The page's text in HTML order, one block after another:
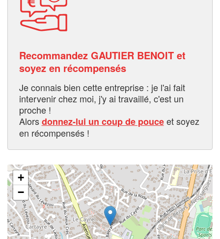
Recommandez GAUTIER BENOIT et
soyez en récompensés
Je connais bien cette entreprise : je l'ai fait
intervenir chez moi, j'y ai travaillé, c'est un
proche !
Alorsdonnez-lui un coup de pouceet soyez
en récompensés !
+
−